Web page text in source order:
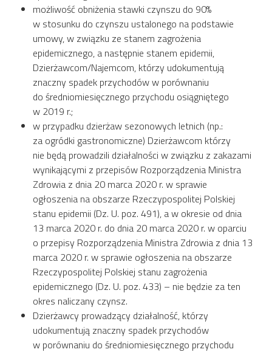
możliwość obniżenia stawki czynszu do 90%
w stosunku do czynszu ustalonego na podstawie
umowy, w związku ze stanem zagrożenia
epidemicznego, a następnie stanem epidemii,
Dzierżawcom/Najemcom, którzy udokumentują
znaczny spadek przychodów w porównaniu
do średniomiesięcznego przychodu osiągniętego
w 2019 r.;
w przypadku dzierżaw sezonowych letnich (np.:
za ogródki gastronomiczne) Dzierżawcom którzy
nie będą prowadzili działalności w związku z zakazami
wynikającymi z przepisów Rozporządzenia Ministra
Zdrowia z dnia 20 marca 2020 r. w sprawie
ogłoszenia na obszarze Rzeczypospolitej Polskiej
stanu epidemii (Dz. U. poz. 491), a w okresie od dnia
13 marca 2020 r. do dnia 20 marca 2020 r. w oparciu
o przepisy Rozporządzenia Ministra Zdrowia z dnia 13
marca 2020 r. w sprawie ogłoszenia na obszarze
Rzeczypospolitej Polskiej stanu zagrożenia
epidemicznego (Dz. U. poz. 433) – nie będzie za ten
okres naliczany czynsz.
Dzierżawcy prowadzący działalność, którzy
udokumentują znaczny spadek przychodów
w porównaniu do średniomiesięcznego przychodu